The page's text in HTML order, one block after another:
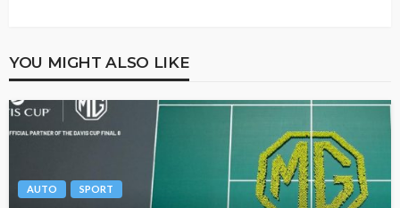
YOU MIGHT ALSO LIKE
AUTO SPORT